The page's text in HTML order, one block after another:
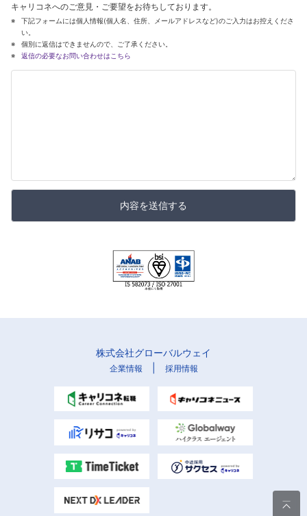
キャリコネへのご意見・ご要望をお待ちしております。
下記フォームには個人情報(個人名、住所、メールアドレスなど)のご入力はお控えくださ
い。
個別に返信はできませんので、ご了承ください。
返信の必要なお問い合わせはこちら
内容を送信する
株式会社グローバルウェイ
企業情報 採用情報
